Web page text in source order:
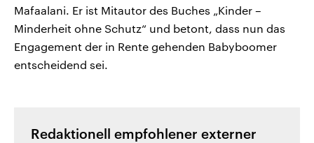
Mafaalani. Er ist Mitautor des Buches „Kinder –
Minderheit ohne Schutz“ und betont, dass nun das
Engagement der in Rente gehenden Babyboomer
entscheidend sei.
Redaktionell empfohlener externer